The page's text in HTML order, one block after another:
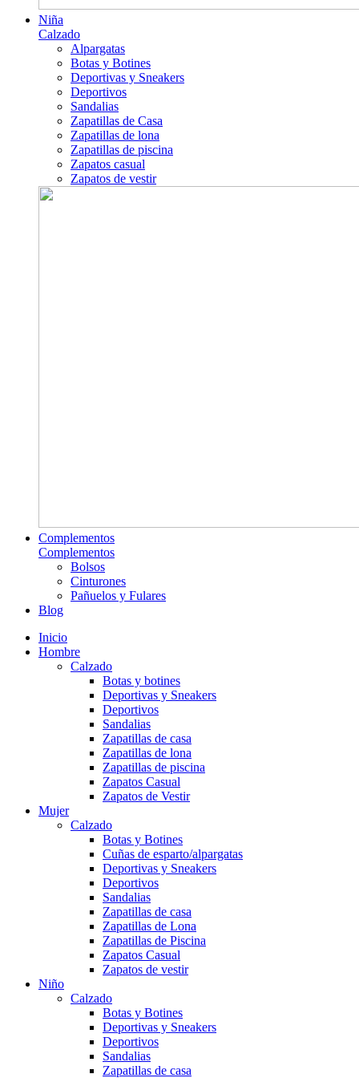
Niña
Calzado
Alpargatas
Botas y Botines
Deportivas y Sneakers
Deportivos
Sandalias
Zapatillas de Casa
Zapatillas de lona
Zapatillas de piscina
Zapatos casual
Zapatos de vestir
Complementos
Complementos
Bolsos
Cinturones
Pañuelos y Fulares
Blog
Inicio
Hombre
Calzado
Botas y botines
Deportivas y Sneakers
Deportivos
Sandalias
Zapatillas de casa
Zapatillas de lona
Zapatillas de piscina
Zapatos Casual
Zapatos de Vestir
Mujer
Calzado
Botas y Botines
Cuñas de esparto/alpargatas
Deportivas y Sneakers
Deportivos
Sandalias
Zapatillas de casa
Zapatillas de Lona
Zapatillas de Piscina
Zapatos Casual
Zapatos de vestir
Niño
Calzado
Botas y Botines
Deportivas y Sneakers
Deportivos
Sandalias
Zapatillas de casa